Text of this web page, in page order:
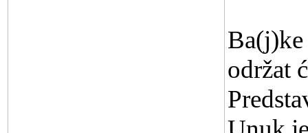
održat